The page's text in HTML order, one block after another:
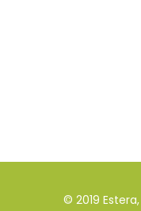
© 2019